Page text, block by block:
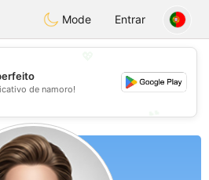
WeshrakMode Entrar
de namoro!